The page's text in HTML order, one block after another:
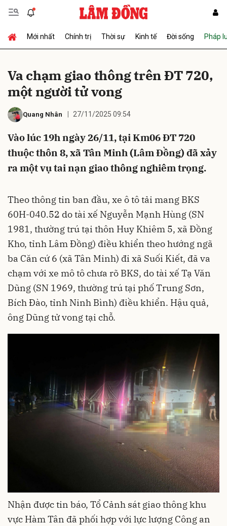
Mới nhất Chính trị Thời sự Kinh tế Đời sống Pháp
Va chạm giao thông trên ĐT 720,
một người tử vong
Quang Nhân 27/11/2025 09:54
Vào lúc 19h ngày 26/11, tại Km06 ĐT 720
thuộc thôn 8, xã Tân Minh (Lâm Đồng) đã xảy
ra một vụ tai nạn giao thông nghiêm trọng.
Theo thông tin ban đầu, xe ô tô tải mang BKS
60H-040.52 do tài xế Nguyễn Mạnh Hùng (SN
1981, thường trú tại thôn Huy Khiêm 5, xã Đồng
Kho, tỉnh Lâm Đồng) điều khiển theo hướng ngã
ba Căn cứ 6 (xã Tân Minh) đi xã Suối Kiết, đã va
chạm với xe mô tô chưa rõ BKS, do tài xế Tạ Văn
Dũng (SN 1969, thường trú tại phố Trung Sơn,
Bích Đào, tỉnh Ninh Bình) điều khiển. Hậu quả,
ông Dũng tử vong tại chỗ.
Nhận được tin báo, Tổ Cảnh sát giao thông khu
vực Hàm Tân đã phối hợp với lực lượng Công an
Gửi bình luận
Hủy Gửi